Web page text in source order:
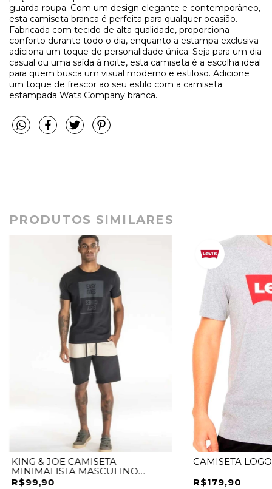
guarda-roupa. Com um design elegante e contemporâneo,
esta camiseta branca é perfeita para qualquer ocasião.
Fabricada com tecido de alta qualidade, proporciona
conforto durante todo o dia, enquanto a estampa exclusiva
adiciona um toque de personalidade única. Seja para um dia
casual ou uma saída à noite, esta camiseta é a escolha ideal
para quem busca um visual moderno e estiloso. Adicione
um toque de frescor ao seu estilo com a camiseta
estampada Wats Company branca.
PRODUTOS SIMILARES
KING & JOE CAMISETA
MINIMALISTA MASCULINO
CA21027
R$99,90
CAMISETA
R$179,90